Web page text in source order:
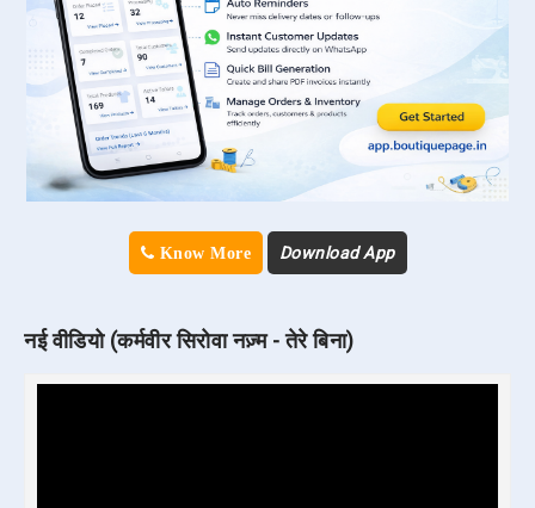
Know More Download App
नई वीडियो (कर्मवीर सिरोवा नज़्म - तेरे बिना)